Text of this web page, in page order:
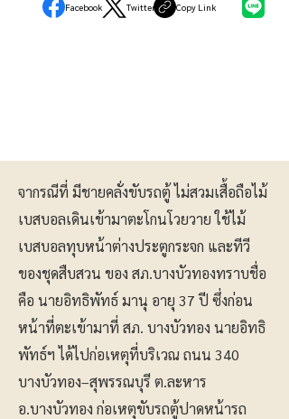
Facebook Twitter Copy Link
จากรณีที่ มีชายคลั่งขับรถตู้ ไม่สวมเสื้อถือไม้
เบสบอลเดินเข้ามาตะโกนโวยวาย ใช้ไม้
เบสบอลทุบหน้าต่างประตูกระจก และทีวี
ของชุดสืบสวน ของ สภ.บางบัวทองทราบชื่อ
คือ นายอิทธิพัทธ์ มานุ อายุ 37 ปี ซึ่งก่อน
หน้าที่ตะเข้ามาที่ สภ. บางบัวทอง นายอิทธิ
พัทธ์ฯ ได้ไปก่อเหตุที่บริเวณ ถนน 340
บางบัวทอง–สุพรรณบุรี ต.ละหาร
อ.บางบัวทอง ก่อเหตุขับรถตู้ปาดหน้ารถ